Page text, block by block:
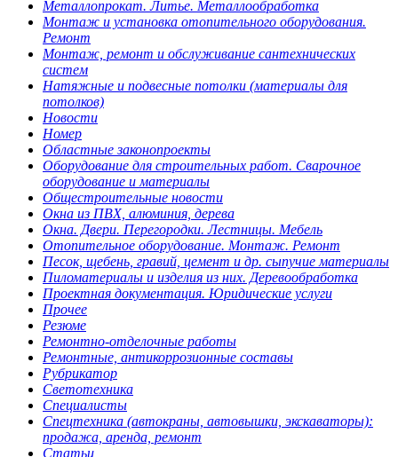
Металлопрокат. Литье. Металлообработка
Монтаж и установка отопительного оборудования.
Ремонт
Монтаж, ремонт и обслуживание сантехнических
систем
Натяжные и подвесные потолки (материалы для
потолков)
Новости
Номер
Областные законопроекты
Оборудование для строительных работ. Сварочное
оборудование и материалы
Общестроительные новости
Окна из ПВХ, алюминия, дерева
Окна. Двери. Перегородки. Лестницы. Мебель
Отопительное оборудование. Монтаж. Ремонт
Песок, щебень, гравий, цемент и др. сыпучие материалы
Пиломатериалы и изделия из них. Деревообработка
Проектная документация. Юридические услуги
Прочее
Резюме
Ремонтно-отделочные работы
Ремонтные, антикоррозионные составы
Рубрикатор
Светотехника
Специалисты
Спецтехника (автокраны, автовышки, экскаваторы):
продажа, аренда, ремонт
Статьи